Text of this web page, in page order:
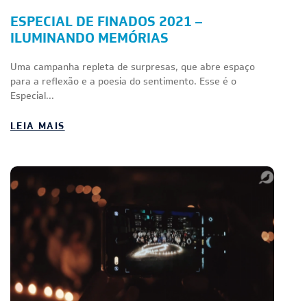
ESPECIAL DE FINADOS 2021 –
ILUMINANDO MEMÓRIAS
Uma campanha repleta de surpresas, que abre espaço
para a reflexão e a poesia do sentimento. Esse é o
Especial...
LEIA MAIS